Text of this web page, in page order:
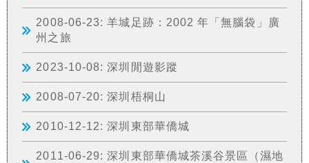
2008-06-23: 羊城足跡：2002 年「無腦袋」廣
州之旅
2023-10-08: 深圳閒遊影蹤
2008-07-20: 深圳梧桐山
2010-12-12: 深圳東部華僑城
2011-06-29: 深圳東部華僑城茶溪谷景區（濕地